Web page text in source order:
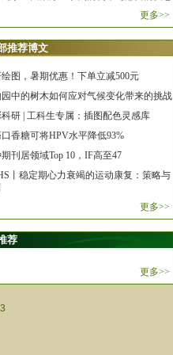
更多>>
推荐博文
图，暑期优惠！下单立减500元
中的树木如何应对气候变化带来的挑战
研 | 工科生专属：插图配色灵感库
香糖可将HPV水平降低93%
期刊居领域Top 10，IF高至47
丨稳定期心力衰竭的运动康复：策略与
更多>>
荐
更多>>